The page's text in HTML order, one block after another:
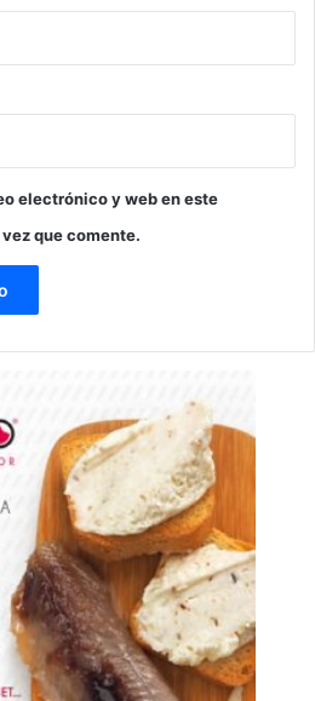
electrónico y web en este
que comente.